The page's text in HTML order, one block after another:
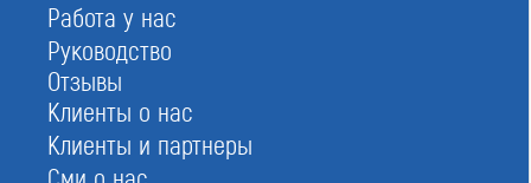
Работа у нас
Руководство
Отзывы
Клиенты о нас
Клиенты и партнеры